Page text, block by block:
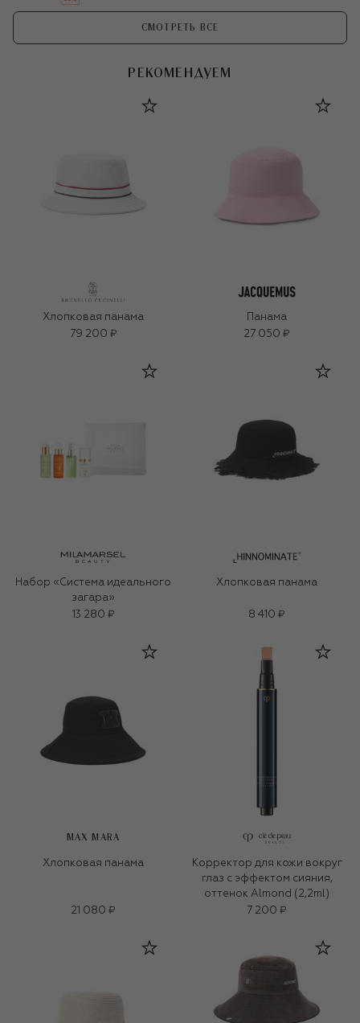
СМОТРЕТЬ ВСЕ
РЕКОМЕНДУЕМ
Хлопковая панама
79 200 ₽
Панама
27 050 ₽
Набор «Система идеального
загара»
13 280 ₽
Хлопковая панама
8 410 ₽
MAX MARA
Хлопковая панама
21 080 ₽
Корректор для кожи вокруг
глаз с эффектом сияния,
оттенок Almond (2,2ml)
7 200 ₽